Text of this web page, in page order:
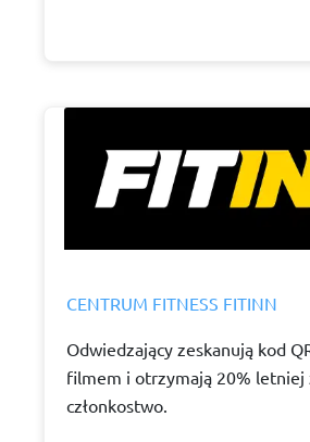
CENTRUM FITNESS FITINN
Odwiedzający zeskanują kod
filmem i otrzymają 20% letniej
członkostwo.